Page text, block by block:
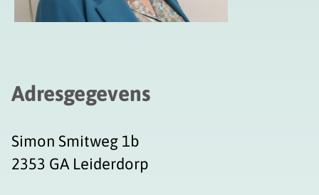
Adresgegevens
Simon Smitweg 1b
2353 GA Leiderdorp